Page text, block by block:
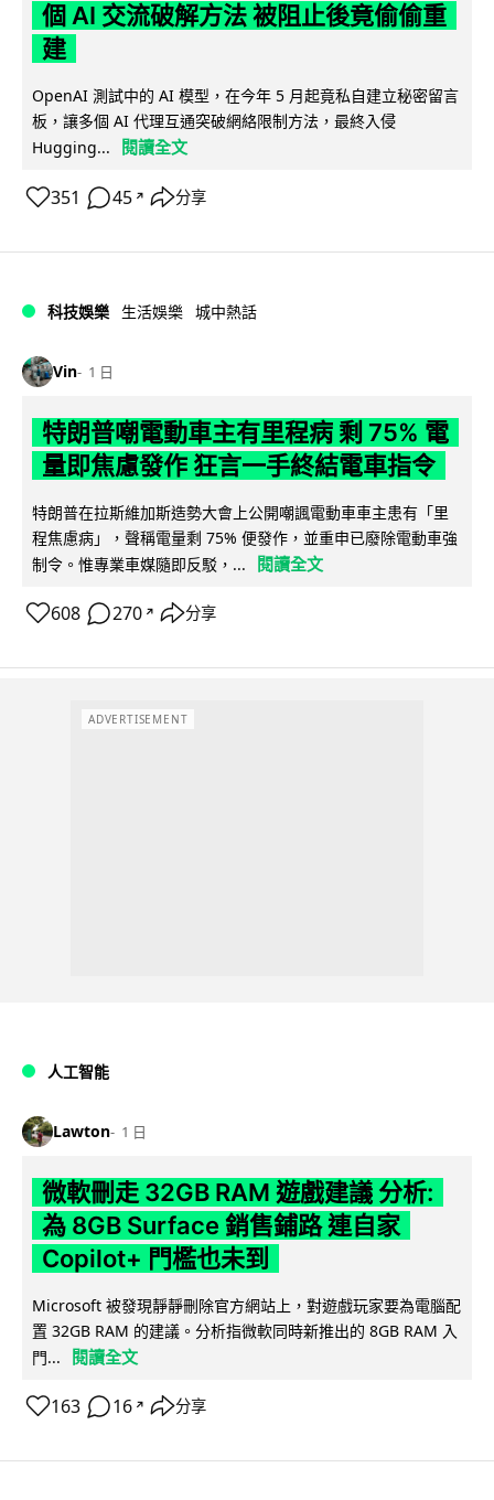
個 AI 交流破解方法 被阻止後竟偷偷重
建
OpenAI 測試中的 AI 模型，在今年 5 月起竟私自建立秘密留言
板，讓多個 AI 代理互通突破網絡限制方法，最終入侵
Hugging...
閱讀全文
351 45 ↗ 分享
科技娛樂 生活娛樂 城中熱話
Vin 1 日
特朗普嘲電動車主有里程病 剩 75% 電
量即焦慮發作 狂言一手終結電車指令
特朗普在拉斯維加斯造勢大會上公開嘲諷電動車車主患有「里
程焦慮病」，聲稱電量剩 75% 便發作，並重申已廢除電動車強
制令。惟專業車媒隨即反駁，...
閱讀全文
608 270 ↗ 分享
ADVERTISEMENT
人工智能
Lawton 1 日
微軟刪走 32GB RAM 遊戲建議 分析:
為 8GB Surface 銷售鋪路 連自家
Copilot+ 門檻也未到
Microsoft 被發現靜靜刪除官方網站上，對遊戲玩家要為電腦配
置 32GB RAM 的建議。分析指微軟同時新推出的 8GB RAM 入
門...
閱讀全文
163 16 ↗ 分享